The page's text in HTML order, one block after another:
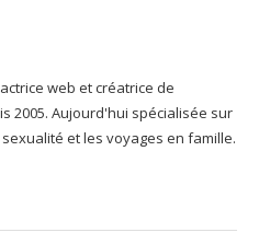
web et créatrice de
2005. Aujourd'hui spécialisée sur
et les voyages en famille.